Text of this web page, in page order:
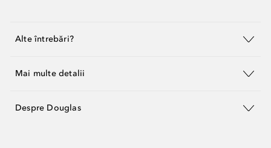
Alte întrebări?
Mai multe detalii
Despre Douglas